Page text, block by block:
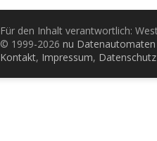
Für den Inhalt verantwortlich:
© 1999-2026 nu
Kontakt, Impressum, Datenschutz